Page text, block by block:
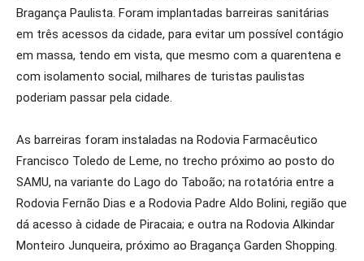
Bragança Paulista. Foram implantadas barreiras sanitárias
em três acessos da cidade, para evitar um possível contágio
em massa, tendo em vista, que mesmo com a quarentena e
com isolamento social, milhares de turistas paulistas
poderiam passar pela cidade.
As barreiras foram instaladas na Rodovia Farmacêutico
Francisco Toledo de Leme, no trecho próximo ao posto do
SAMU, na variante do Lago do Taboão; na rotatória entre a
Rodovia Fernão Dias e a Rodovia Padre Aldo Bolini, região que
dá acesso à cidade de Piracaia; e outra na Rodovia Alkindar
Monteiro Junqueira, próximo ao Bragança Garden Shopping.